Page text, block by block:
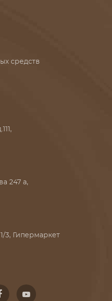
средств
247 а,
3, Гипермаркет